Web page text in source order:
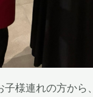
様連れの方から